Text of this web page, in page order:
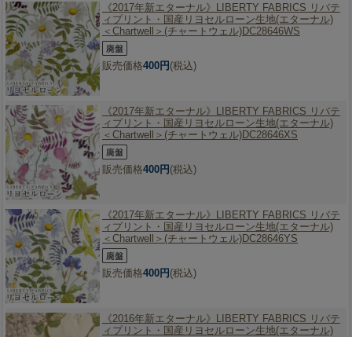
《2017年新エターナル》 LIBERTY FABRICS リバテ
ィプリント・国産リヨセルローン生地(エターナル)
＜Chartwell＞(チャートウェル)DC28646WS
販売価格400円(税込)
《2017年新エターナル》 LIBERTY FABRICS リバテ
ィプリント・国産リヨセルローン生地(エターナル)
＜Chartwell＞(チャートウェル)DC28646XS
販売価格400円(税込)
《2017年新エターナル》 LIBERTY FABRICS リバテ
ィプリント・国産リヨセルローン生地(エターナル)
＜Chartwell＞(チャートウェル)DC28646YS
販売価格400円(税込)
《2016年新エターナル》 LIBERTY FABRICS リバテ
ィプリント・国産リヨセルローン生地(エターナル)